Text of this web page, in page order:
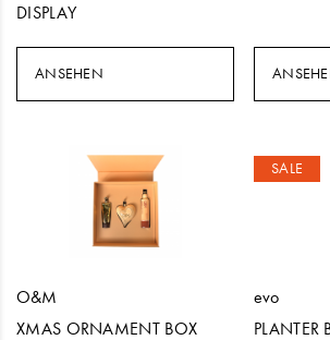
DISPLAY
ANSEHEN
O&M
XMAS ORNAMENT BOX
SALE
evo
PLANTER